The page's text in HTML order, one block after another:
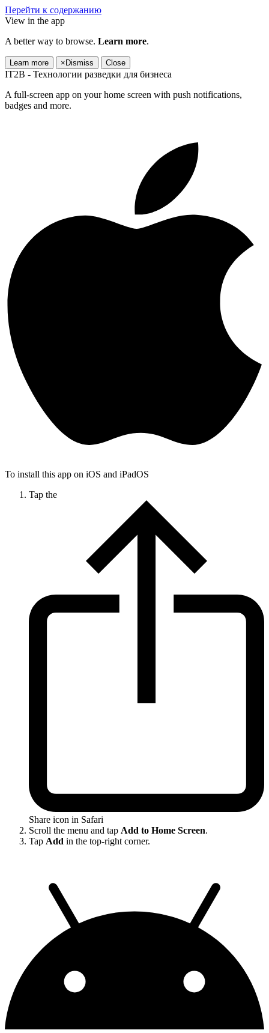
Перейти к содержанию
View in the app
A better way to browse. Learn more.
Learn more × Dismiss Close
IT2B - Технологии разведки для бизнеса
A full-screen app on your home screen with push notifications,
badges and more.
To install this app on iOS and iPadOS
Tap the
Share icon in Safari
Scroll the menu and tap Add to Home Screen.
Tap Add in the top-right corner.